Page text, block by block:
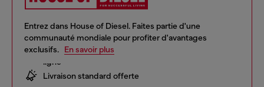
Entrez dans House of Diesel. Faites partie d'une
communauté mondiale pour profiter d'avantages
exclusifs.
En savoir plus
10 % de réduction sur votre première commande en
Livraison standard offerte